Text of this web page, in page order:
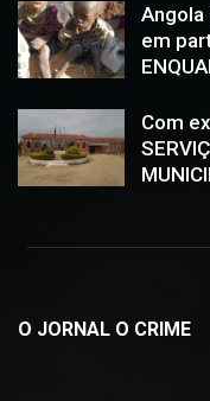
Angola
em
Com
O JORNAL O CRIME